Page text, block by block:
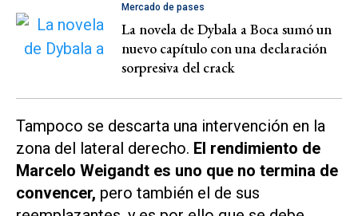
Mercado de pases
La novela de Dybala a Boca sumó un
nuevo capítulo con una declaración
sorpresiva del crack
Tampoco se descarta una intervención en la
zona del lateral derecho. El rendimiento de
Marcelo Weigandt es uno que no termina de
convencer, pero también el de sus